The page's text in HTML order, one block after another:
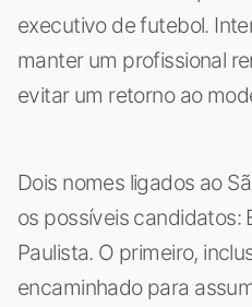
executivo de futebol.
manter um profissional
evitar um retorno ao
Dois nomes ligados ao
os possíveis candidatos:
Paulista. O primeiro,
encaminhado para